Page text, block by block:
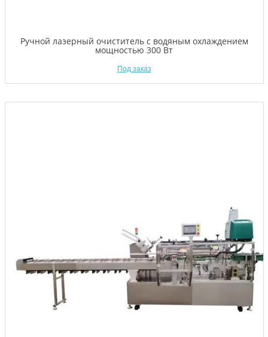
Ручной лазерный очиститель с водяным охлаждением
мощностью 300 Вт
Под заказ